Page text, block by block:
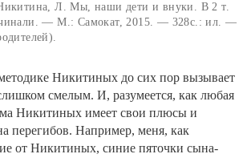
Л. Мы, наши дети и внуки. В 2 т.
— М.: Самокат, 2015. — 328с.: ил. —
Никитиных до сих пор вызывает
смелым. И, разумеется, как любая
Никитиных имеет свои плюсы и
перегибов. Например, меня, как
от Никитиных, синие пяточки сына-